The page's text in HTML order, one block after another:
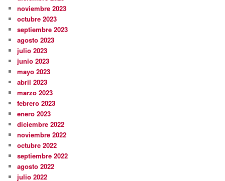
noviembre 2023
octubre 2023
septiembre 2023
agosto 2023
julio 2023
junio 2023
mayo 2023
abril 2023
marzo 2023
febrero 2023
enero 2023
diciembre 2022
noviembre 2022
octubre 2022
septiembre 2022
agosto 2022
julio 2022